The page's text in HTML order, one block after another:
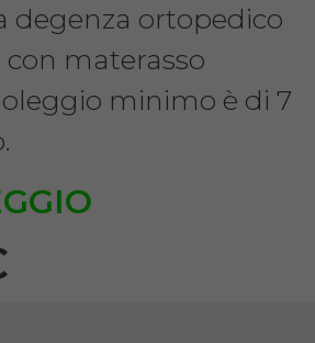
degenza ortopedico
materasso
minimo è di 7